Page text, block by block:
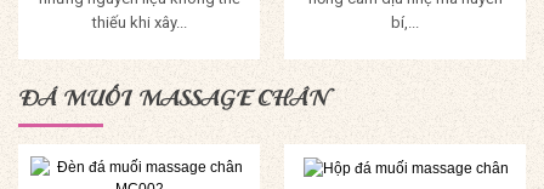
thiếu khi xây...
Mua Hàng
bí,...
Mua Hàng
ĐÁ MUỐI MASSAGE CHÂN